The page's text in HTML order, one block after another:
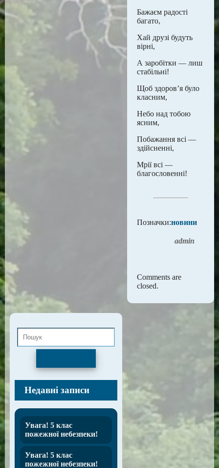
Бажаєм радості
багато,
Хай друзі будуть
вірні,
А заробітки — лиш
стабільні!
Щоб здоров’я було
класним,
Небо над тобою
ясним,
Побажання всі —
здійсненні,
Мрії всі —
благословенні!
Позначки:новини
admin
Comments are
closed.
Недавні записи
Увага! 5 клас
пожежної небезпеки!
Увага! 5 клас
пожежної небезпеки!